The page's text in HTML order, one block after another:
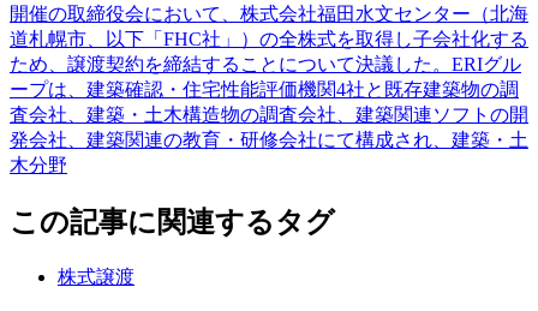
開催の取締役会において、株式会社福田水文センター（北海
道札幌市、以下「FHC社」）の全株式を取得し子会社化する
ため、譲渡契約を締結することについて決議した。ERIグル
ープは、建築確認・住宅性能評価機関4社と既存建築物の調
査会社、建築・土木構造物の調査会社、建築関連ソフトの開
発会社、建築関連の教育・研修会社にて構成され、建築・土
木分野
この記事に関連するタグ
株式譲渡